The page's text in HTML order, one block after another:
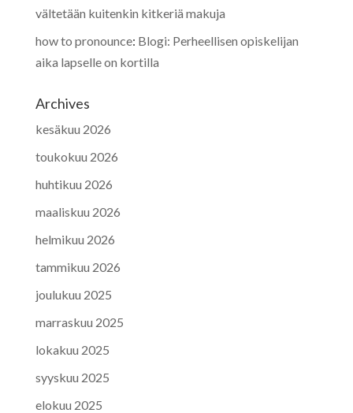
vältetään kuitenkin kitkeriä makuja
how to pronounce: Blogi: Perheellisen opiskelijan
aika lapselle on kortilla
Archives
kesäkuu 2026
toukokuu 2026
huhtikuu 2026
maaliskuu 2026
helmikuu 2026
tammikuu 2026
joulukuu 2025
marraskuu 2025
lokakuu 2025
syyskuu 2025
elokuu 2025